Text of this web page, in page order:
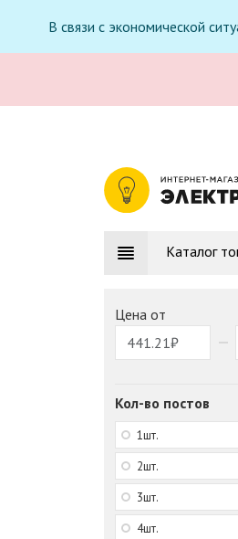
В связи с экономической
Каталог
Цена от
Кол-во постов
1шт.
2шт.
3шт.
4шт.